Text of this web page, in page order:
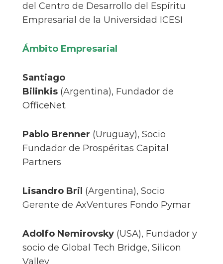
del Centro de Desarrollo del Espíritu
Empresarial de la Universidad ICESI
Ámbito Empresarial
Santiago
Bilinkis (Argentina), Fundador de
OfficeNet
Pablo Brenner (Uruguay), Socio
Fundador de Prospéritas Capital
Partners
Lisandro Bril (Argentina), Socio
Gerente de AxVentures Fondo Pymar
Adolfo Nemirovsky (USA), Fundador y
socio de Global Tech Bridge, Silicon
Valley